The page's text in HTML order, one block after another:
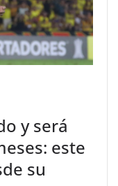
y será
este
su